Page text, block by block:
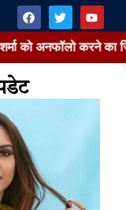
का जिक्र; जानें वायरल